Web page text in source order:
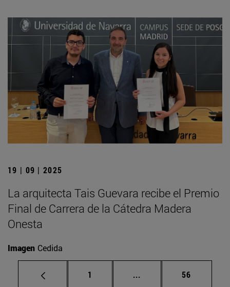
19 | 09 | 2025
La arquitecta Tais Guevara recibe el Premio
Final de Carrera de la Cátedra Madera
Onesta
Imagen Cedida
Página
1 ... Páginas intermedias
Página
56